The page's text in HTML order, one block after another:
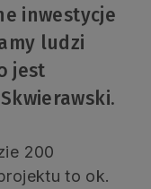
inwestycje
ludzi
jest
200
to ok.